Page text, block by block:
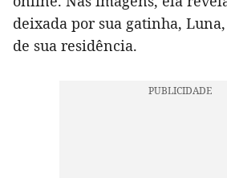
deixada por sua gatinha,
de sua residência.